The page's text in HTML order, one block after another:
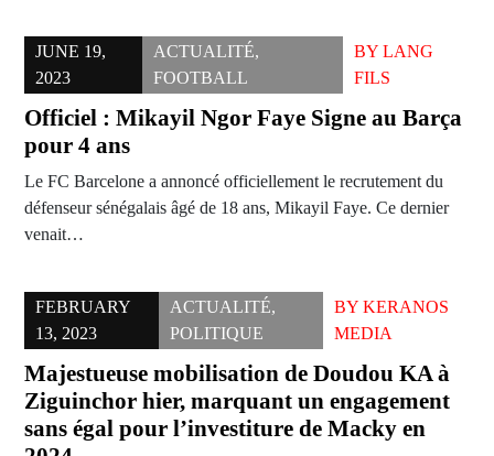
JUNE 19,
2023
ACTUALITÉ,
FOOTBALL
BYLANG
FILS
Officiel : Mikayil Ngor Faye Signe au Barça
pour 4 ans
Le FC Barcelone a annoncé officiellement le recrutement du
défenseur sénégalais âgé de 18 ans, Mikayil Faye. Ce dernier
venait…
FEBRUARY
13, 2023
ACTUALITÉ,
POLITIQUE
BYKERANOS
MEDIA
Majestueuse mobilisation de Doudou KA à
Ziguinchor hier, marquant un engagement
sans égal pour l’investiture de Macky en